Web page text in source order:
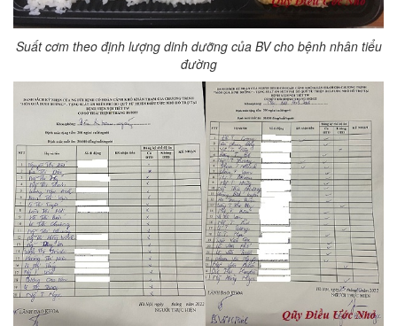
Suất cơm theo định lượng dinh dưỡng của BV cho bệnh nhân tiểu
đường